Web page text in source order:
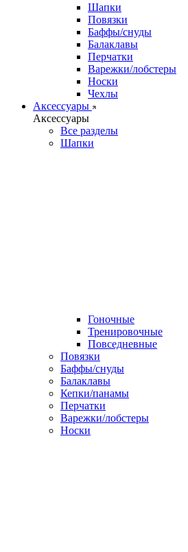
Шапки
Повязки
Баффы/снуды
Балаклавы
Перчатки
Варежки/лобстеры
Носки
Чехлы
Аксессуары
Аксессуары
Все разделы
Шапки
Гоночные
Тренировочные
Повседневные
Повязки
Баффы/снуды
Балаклавы
Кепки/панамы
Перчатки
Варежки/лобстеры
Носки